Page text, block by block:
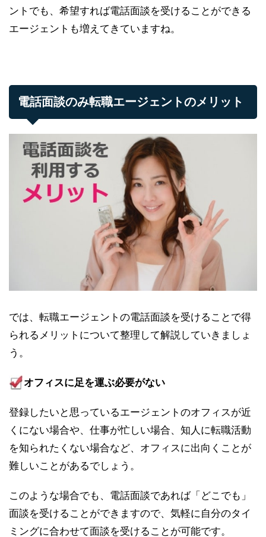
ントでも、希望すれば電話面談を受けることができる
エージェントも増えてきていますね。
電話面談のみ転職エージェントのメリット
では、転職エージェントの電話面談を受けることで得
られるメリットについて整理して解説していきましょ
う。
オフィスに足を運ぶ必要がない
登録したいと思っているエージェントのオフィスが近
くにない場合や、仕事が忙しい場合、知人に転職活動
を知られたくない場合など、オフィスに出向くことが
難しいことがあるでしょう。
このような場合でも、電話面談であれば「どこでも」
面談を受けることができますので、気軽に自分のタイ
ミングに合わせて面談を受けることが可能です。